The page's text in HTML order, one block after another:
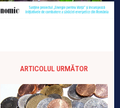
ARTICOLUL URMĂTOR